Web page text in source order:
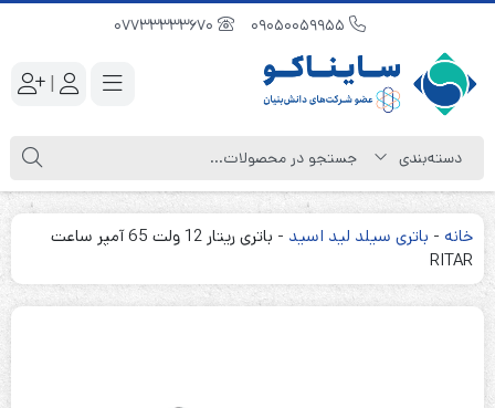
|
خانه - باتری سیلد لید اسید -
باتری ریتار 12 ولت 65 آمپر ساعت
RITAR